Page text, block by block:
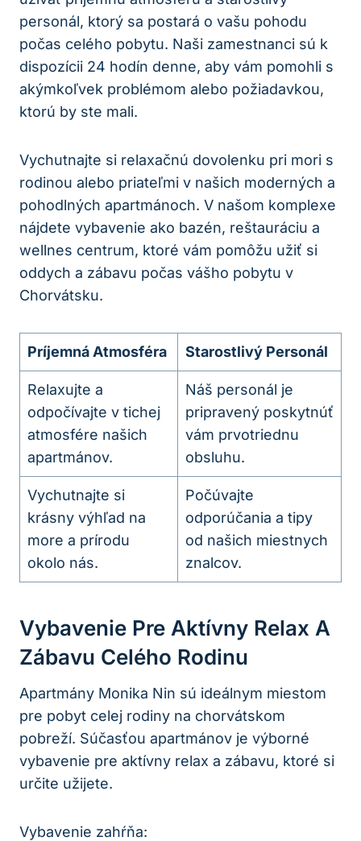
personál, ktorý sa postará o vašu pohodu
počas celého pobytu. Naši zamestnanci sú k
dispozícii 24 hodín denne, aby vám pomohli s
akýmkoľvek problémom alebo požiadavkou,
ktorú by ste mali.
Vychutnajte si relaxačnú dovolenku pri mori s
rodinou alebo priateľmi v našich moderných a
pohodlných apartmánoch. V našom komplexe
nájdete vybavenie ako bazén, reštauráciu a
wellnes centrum, ktoré vám pomôžu užiť si
oddych a zábavu počas vášho pobytu v
Chorvátsku.
Príjemná Atmosféra Starostlivý Personál
Relaxujte a
odpočívajte v tichej
atmosfére našich
apartmánov.
Náš personál je
pripravený poskytnúť
vám prvotriednu
obsluhu.
Vychutnajte si
krásny výhľad na
more a prírodu
okolo nás.
Počúvajte
odporúčania a tipy
od našich miestnych
znalcov.
Vybavenie Pre Aktívny Relax A
Zábavu Celého Rodinu
Apartmány Monika Nin sú ideálnym miestom
pre pobyt celej rodiny na chorvátskom
pobreží. Súčasťou apartmánov je výborné
vybavenie pre aktívny relax a zábavu, ktoré si
určite užijete.
Vybavenie zahŕňa: